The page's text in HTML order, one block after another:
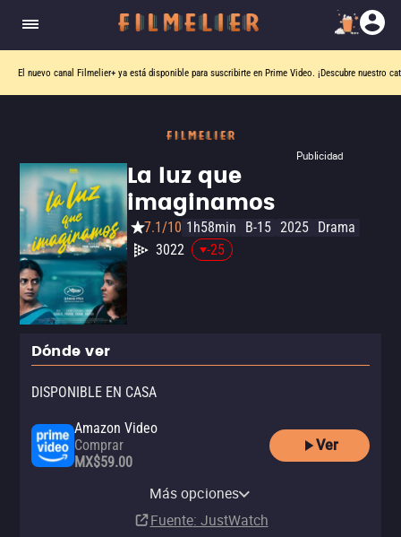
El nuevo canal Filmelier+ ya está disponible para suscribirte en Prime Video. ¡Descubre nuestro
Publicidad
La luz que
imaginamos
7.1/10 1h58min B-15 2025 Drama
3022
-25
Dónde ver
DISPONIBLE EN CASA
Amazon Video
Comprar
MX$59.00
Ver
Apple TV Store
Más opciones
Fuente: JustWatch